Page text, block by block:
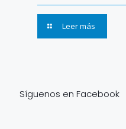
Leer más
Síguenos en Facebook